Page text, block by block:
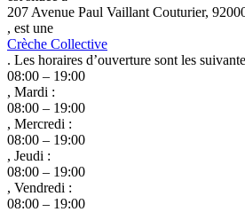
207 Avenue Paul Vaillant Couturier,
, est une
Crèche Collective
. Les horaires d’ouverture sont les
08:00 – 19:00
, Mardi :
08:00 – 19:00
, Mercredi :
08:00 – 19:00
, Jeudi :
08:00 – 19:00
, Vendredi :
08:00 – 19:00